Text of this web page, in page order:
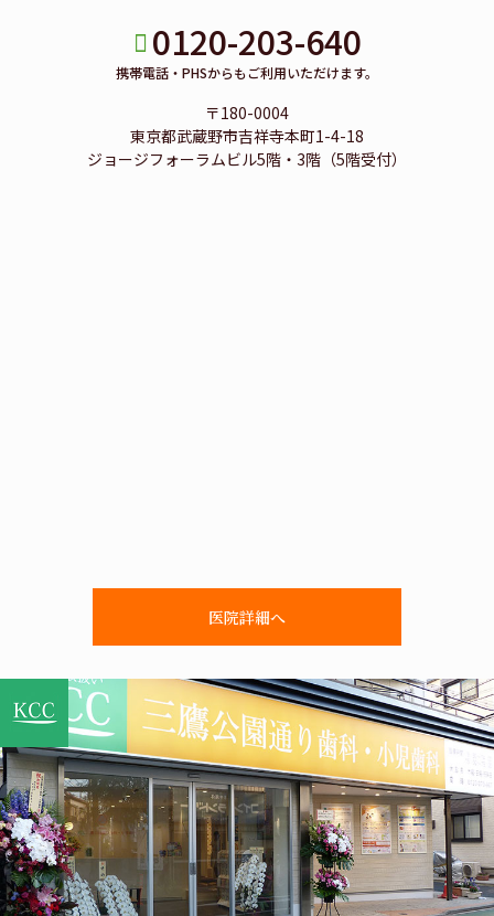
0120-203-640
携帯電話・PHSからもご利用いただけます。
〒180-0004
東京都武蔵野市吉祥寺本町1-4-18
ジョージフォーラムビル5階・3階（5階受付）
医院詳細へ